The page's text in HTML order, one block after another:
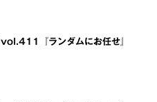
vol.411『ランダムにお任せ』